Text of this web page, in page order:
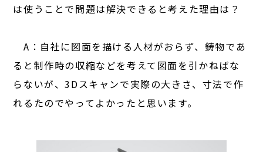
は使うことで問題は解決できると考えた理由は？
A：自社に図面を描ける人材がおらず、鋳物であ
ると制作時の収縮などを考えて図面を引かねばな
らないが、3Dスキャンで実際の大きさ、寸法で作
れるたのでやってよかったと思います。